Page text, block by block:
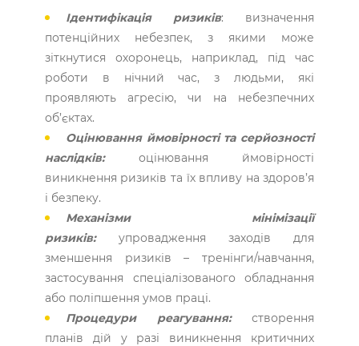
Ідентифікація ризиків: визначення
потенційних небезпек, з якими може
зіткнутися охоронець, наприклад, під час
роботи в нічний час, з людьми, які
проявляють агресію, чи на небезпечних
об’єктах.
Оцінювання ймовірності та серйозності
­наслідків:оцінювання ймовірності
виникнення ризиків та їх впливу на здоров’я
і безпеку.
Механізми мінімізації
ризиків:упровадження заходів для
зменшення ризиків – тренінги/навчання,
застосування спеціалізованого обладнання
або поліпшення умов праці.
Процедури реагування:створення
планів дій у разі виникнення критичних